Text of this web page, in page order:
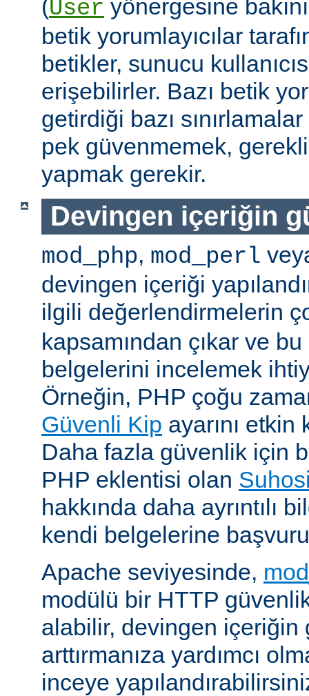
(User yönergesine
betik yorumlayıcılar
betikler, sunucu
erişebilirler. Bazı betik
getirdiği bazı
pek güvenmemek,
yapmak gerekir.
Devingen içeriğin
mod_php, mod_perl
devingen içeriği
ilgili değerlendirmelerin
kapsamından çıkar ve
belgelerini incelemek
Örneğin, PHP çoğu
Güvenli Kip ayarını etkin
Daha fazla güvenlik için
PHP eklentisi olan
hakkında daha ayrıntılı
kendi belgelerine
Apache seviyesinde,
modülü bir HTTP
alabilir, devingen içeriğin
arttırmanıza yardımcı
inceye